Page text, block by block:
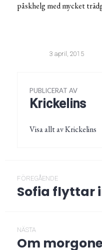
påskhelg med mycket
3 april, 2015
PUBLICERAT AV
Krickelins
Visa allt av Krickelins
FÖREGÅENDE
Föregående
Sofia flyttar
NÄSTA
Nästa
Om